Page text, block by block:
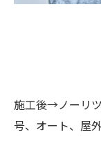
施工後→ノーリツ
号、オート、屋